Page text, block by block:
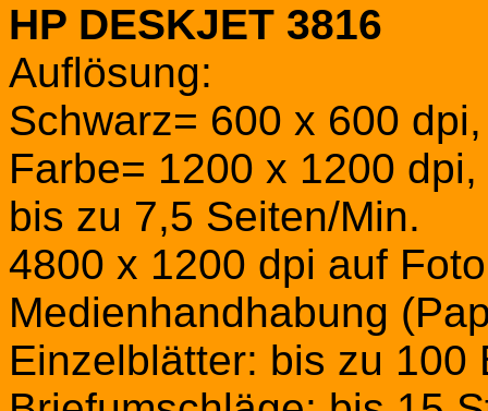
HP DESKJET 3816
Auflösung:
Schwarz= 600 x 600
Farbe= 1200 x 1200 dpi,
bis zu 7,5 Seiten/Min.
4800 x 1200 dpi auf
Medienhandhabung
Einzelblätter: bis zu 100